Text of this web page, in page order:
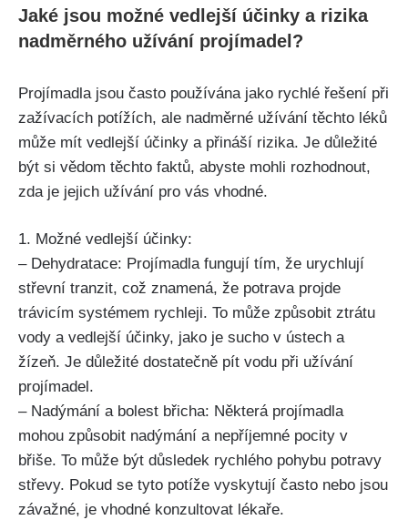
Jaké ​jsou možné vedlejší účinky a rizika
nadměrného užívání projímadel?
Projímadla jsou často používána ​jako rychlé řešení při
zažívacích potížích, ale nadměrné užívání těchto léků
může mít vedlejší účinky ‌a přináší rizika. Je důležité
být si vědom těchto faktů, abyste mohli ‌rozhodnout,​
zda je jejich užívání pro‍ vás​ vhodné.
1. Možné vedlejší účinky:
– Dehydratace: Projímadla fungují tím, že‌ urychlují
střevní tranzit, což znamená, že potrava projde
trávicím ⁣systémem rychleji.⁣ To může způsobit ztrátu
vody a ⁢vedlejší ​účinky, jako⁣ je ​sucho v ústech a
žízeň.‍ Je důležité dostatečně pít vodu při užívání
projímadel.
– Nadýmání a ⁤bolest ‌břicha: Některá projímadla
mohou způsobit nadýmání a nepříjemné pocity ⁣v
břiše. To může být důsledek rychlého pohybu potravy
střevy. Pokud se tyto​ potíže vyskytují často nebo jsou
závažné, je ‍vhodné⁣ konzultovat lékaře.